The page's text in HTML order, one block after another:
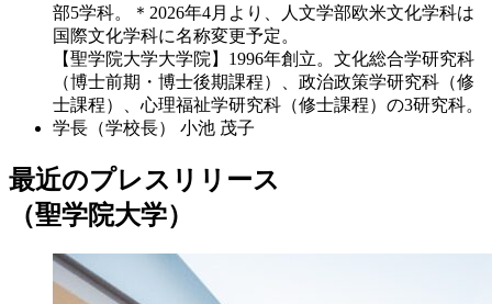
部5学科。＊2026年4月より、人文学部欧米文化学科は
国際文化学科に名称変更予定。
【聖学院大学大学院】1996年創立。文化総合学研究科
（博士前期・博士後期課程）、政治政策学研究科（修
士課程）、心理福祉学研究科（修士課程）の3研究科。
学長（学校長）
小池 茂子
最近のプレスリリース
（聖学院大学）